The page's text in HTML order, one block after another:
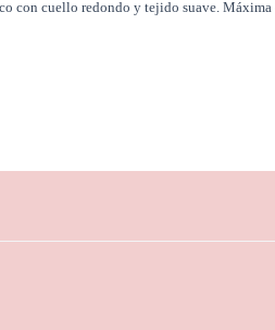
con cuello redondo y tejido suave.